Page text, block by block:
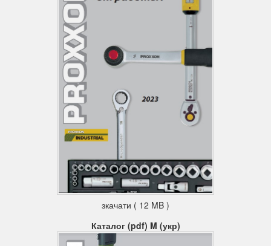
зкачати ( 12 MB )
Каталог (pdf) M (укр)